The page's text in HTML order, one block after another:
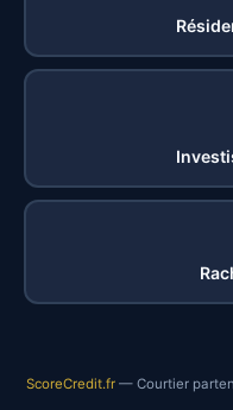
ScoreCredit.fr— Courtier